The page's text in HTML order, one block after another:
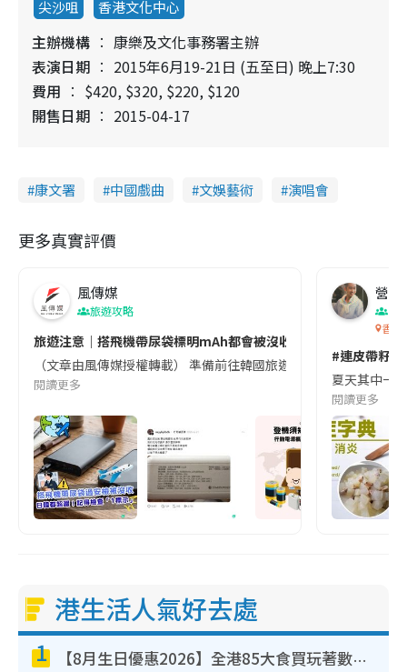
尖沙咀 香港文化中心
主辦機構
康樂及文化事務署主辦
表演日期
2015年6月19-21日 (五至日) 晚上7:30
費用
$420, $320, $220, $120
開售日期
2015-04-17
康文署 中國戲曲 文娛藝術 演唱會
更多真實評價
風傳媒
旅遊攻略
旅遊注意｜搭飛機帶尿袋標明mAh都會被沒收😱出發前切記檢查
（文章由風傳媒授權轉載） 準備前往韓國旅遊的民眾，近期要
閱讀更多
營養
香港
#連皮帶籽
夏天其中一
閱讀更多
港生活人氣好去處
1 【8月生日優惠2026】全港85大食買玩著數攻略 自助餐/火鍋放題同行免費＋誠品/DONKI送現金券